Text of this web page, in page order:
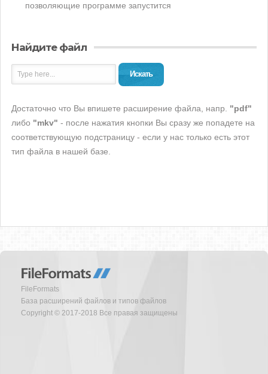
позволяющие программе запустится
Найдите файл
Искать
Достаточно что Вы впишете расширение файла, напр. "pdf"
либо "mkv" - после нажатия кнопки Вы сразу же попадете на
соответствующую подстраницу - если у нас только есть этот
тип файла в нашей базе.
FileFormats
База расширений файлов и типов файлов
Copyright © 2017-2018 Все правая защищены